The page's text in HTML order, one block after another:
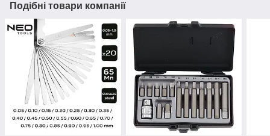
Подібні товари компанії